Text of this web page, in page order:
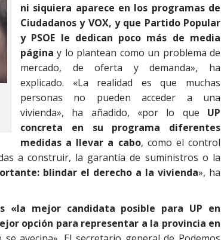
ni siquiera aparece en los programas de
Ciudadanos y VOX, y que Partido Popular
y PSOE le dedican poco más de media
página y lo plantean como un problema de
mercado, de oferta y demanda», ha
explicado. «La realidad es que muchas
personas no pueden acceder a una
vivienda», ha añadido, «por lo que UP
concreta en su programa diferentes
medidas a llevar a cabo, como el control
a construir, la garantía de suministros o la
blindar el derecho a la vivienda», ha
«la mejor candidata posible para UP en
opción para representar a la provincia en